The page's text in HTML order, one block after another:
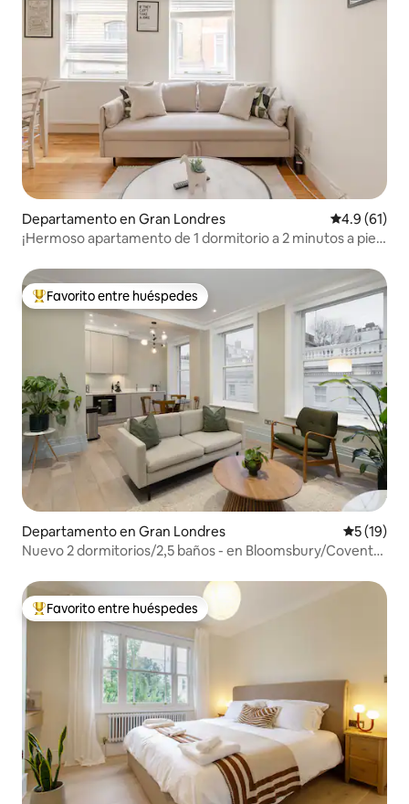
Departamento en Gran Londres Calificación
4.9 (61)
¡Hermoso apartamento de 1 dormitorio a 2 minutos a pie
De los mejores en Favorito entre huéspedes
Favorito entre huéspedes
Departamento en Gran Londres
5 (19)
Nuevo 2 dormitorios/2,5 baños - en Bloomsbury/Covent
De los mejores en Favorito entre huéspedes
Favorito entre huéspedes